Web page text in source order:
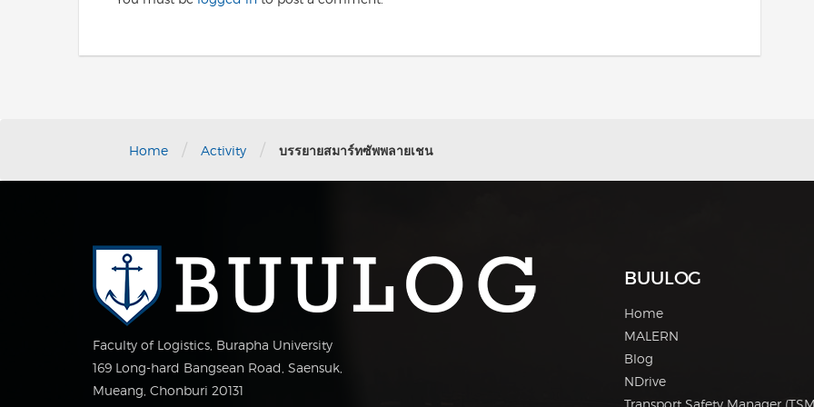
Home / Activity / บรรยายสมาร์ทซัพพลายเชน
Faculty of Logistics, Burapha University
169 Long-hard Bangsean Road, Saensuk,
Mueang, Chonburi 20131
BUULOG
Home
MALERN
Blog
NDrive
Transport Safety Manager